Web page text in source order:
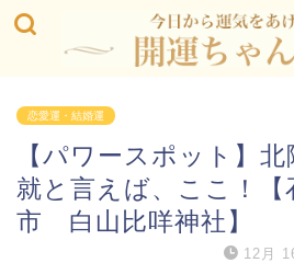
恋愛運・結婚運
【パワースポット】
就と言えば、ここ！【
市 白山比咩神社】
12月